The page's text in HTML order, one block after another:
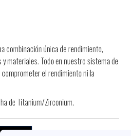
era: 797,00€.
actual es: 715,71€.
combinación única de rendimiento,
materiales. Todo en nuestro sistema de
el rendimiento ni la
de Titanium/Zirconium.
cantidad